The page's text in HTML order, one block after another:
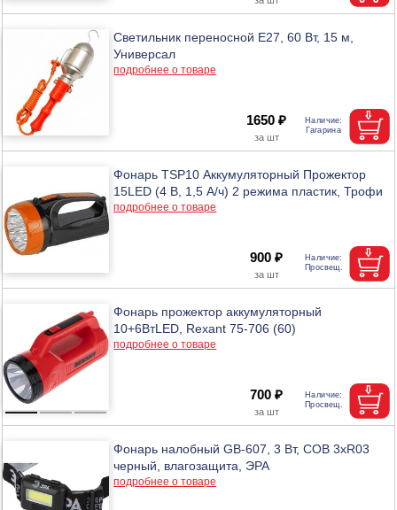
Светильник переносной E27, 60 Вт, 15 м,
Универсал
подробнее о товаре
1650 ₽
Фонарь TSP10 Аккумуляторный Прожектор
15LED (4 В, 1,5 А/ч) 2 режима пластик, Трофи
подробнее о товаре
900 ₽
Фонарь прожектор аккумуляторный
10+6ВтLED, Rexant 75-706 (60)
подробнее о товаре
700 ₽
Фонарь налобный GB-607, 3 Вт, COB 3xR03
черный, влагозащита, ЭРА
подробнее о товаре